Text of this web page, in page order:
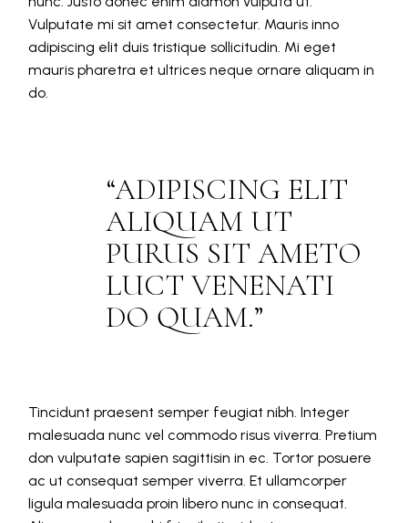
Vulputate mi sit amet consectetur. Mauris inno
adipiscing elit duis tristique sollicitudin. Mi eget
mauris pharetra et ultrices neque ornare aliquam in
do.
ADIPISCING ELIT
ALIQUAM UT
PURUS SIT AMETO
LUCT VENENATI
DO QUAM.
Tincidunt praesent semper feugiat nibh. Integer
malesuada nunc vel commodo risus viverra. Pretium
don vulputate sapien sagittisin in ec. Tortor posuere
ac ut consequat semper viverra. Et ullamcorper
ligula malesuada proin libero nunc in consequat.